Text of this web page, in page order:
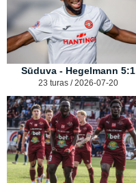
Sūduva - Hegelmann 5:1
23 turas / 2026-07-20